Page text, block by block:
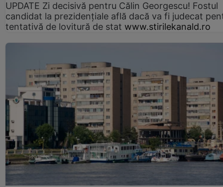
UPDATE Zi decisivă pentru Călin Georgescu! Fostul
candidat la prezidențiale află dacă va fi judecat
tentativă de lovitură de stat www.stirilekanald.ro